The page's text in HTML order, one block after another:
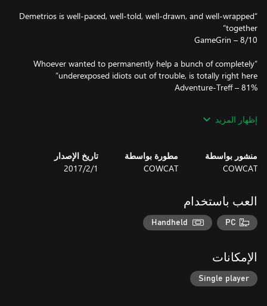
“Demetrios is well-paced, well-told, well-drawn, and well-wrapped
“Whoever wanted to permanently help a bunch of completely
إظهار المزيد
منشور بواسطة
COWCAT
مطورة بواسطة
COWCAT
تاريخ الإصدار
1‏/2‏/2017
العب باستخدام
PC
Handheld
الإمكانات
Single player